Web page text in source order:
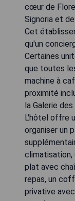
cœur de
Signoria et
Cet
qu'un
Certaines
que toutes
machine à
proximité
la Galerie
L'hôtel offre
organiser un
climatisation,
plat avec
repas, un
privative